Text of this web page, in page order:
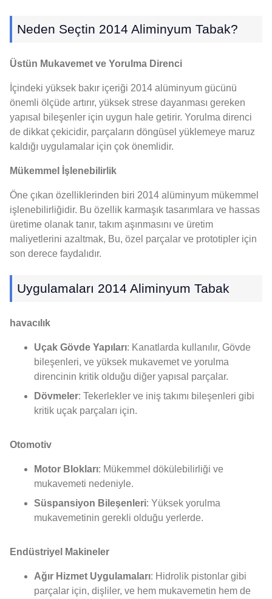
Neden Seçtin 2014 Aliminyum Tabak?
Üstün Mukavemet ve Yorulma Direnci
İçindeki yüksek bakır içeriği 2014 alüminyum gücünü
önemli ölçüde artırır, yüksek strese dayanması gereken
yapısal bileşenler için uygun hale getirir. Yorulma direnci
de dikkat çekicidir, parçaların döngüsel yüklemeye maruz
kaldığı uygulamalar için çok önemlidir.
Mükemmel İşlenebilirlik
Öne çıkan özelliklerinden biri 2014 alüminyum mükemmel
işlenebilirliğidir. Bu özellik karmaşık tasarımlara ve hassas
üretime olanak tanır, takım aşınmasını ve üretim
maliyetlerini azaltmak, Bu, özel parçalar ve prototipler için
son derece faydalıdır.
Uygulamaları 2014 Aliminyum Tabak
havacılık
Uçak Gövde Yapıları: Kanatlarda kullanılır, Gövde
bileşenleri, ve yüksek mukavemet ve yorulma
direncinin kritik olduğu diğer yapısal parçalar.
Dövmeler: Tekerlekler ve iniş takımı bileşenleri gibi
kritik uçak parçaları için.
Otomotiv
Motor Blokları: Mükemmel dökülebilirliği ve
mukavemeti nedeniyle.
Süspansiyon Bileşenleri: Yüksek yorulma
mukavemetinin gerekli olduğu yerlerde.
Endüstriyel Makineler
Ağır Hizmet Uygulamaları: Hidrolik pistonlar gibi
parçalar için, dişliler, ve hem mukavemetin hem de